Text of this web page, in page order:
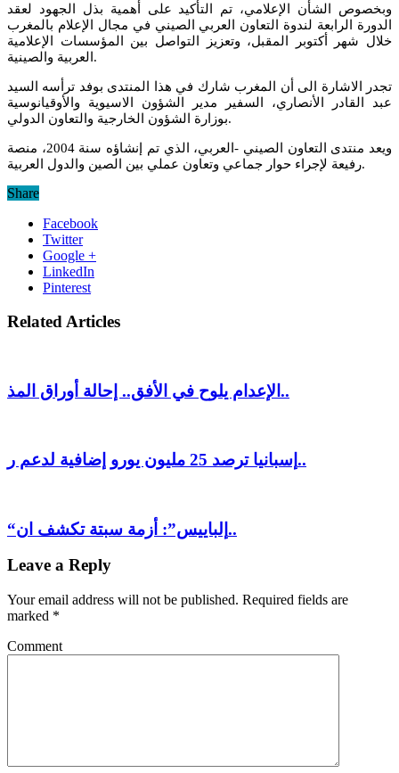
وبخصوص الشأن الإعلامي، تم التأكيد على أهمية بذل الجهود لعقد
الدورة الرابعة لندوة التعاون العربي الصيني في مجال الإعلام بالمغرب
خلال شهر أكتوبر المقبل، وتعزيز التواصل بين المؤسسات الإعلامية
العربية والصينية.
تجدر الاشارة الى أن المغرب شارك في هذا المنتدى بوفد ترأسه السيد
عبد القادر الأنصاري، السفير مدير الشؤون الاسيوية والأوقيانوسية
بوزارة الشؤون الخارجية والتعاون الدولي.
ويعد منتدى التعاون الصيني -العربي، الذي تم إنشاؤه سنة 2004، منصة
رفيعة لإجراء حوار جماعي وتعاون عملي بين الصين والدول العربية.
Share
Facebook
Twitter
Google +
LinkedIn
Pinterest
Related Articles
الإعدام يلوح في الأفق.. إحالة أوراق المذ..
إسبانيا ترصد 25 مليون يورو إضافية لدعم ر..
“إلباييس”: أزمة سبتة تكشف ان..
Leave a Reply
Your email address will not be published. Required fields are
marked *
Comment